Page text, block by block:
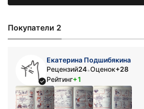
Покупатели 2
Екатерина Подшибякина
Рецензий24•Оценок+28
Рейтинг+1